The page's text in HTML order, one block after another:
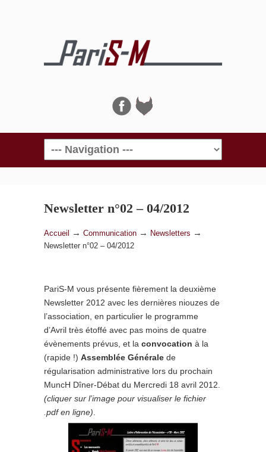
Navigation
Newsletter n°02 – 04/2012
Accueil → Communication → Newsletters →
Newsletter n°02 – 04/2012
PariS-M vous présente fièrement la deuxième
Newsletter 2012 avec les dernières niouzes de
l’association, en particulier le programme
d’Avril très étoffé avec pas moins de quatre
évènements prévus, et la convocation à la
(rapide !) Assemblée Générale de
régularisation administrative lors du prochain
MuncH Dîner-Débat du Mercredi 18 avril 2012.
(cliquer sur l’image pour visualiser le fichier
.pdf en ligne)